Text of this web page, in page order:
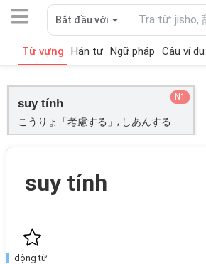
Bắt đầu với
Từ vựng Hán tự Ngữ pháp Câu ví dụ
suy tính N1
suy tính
động từ